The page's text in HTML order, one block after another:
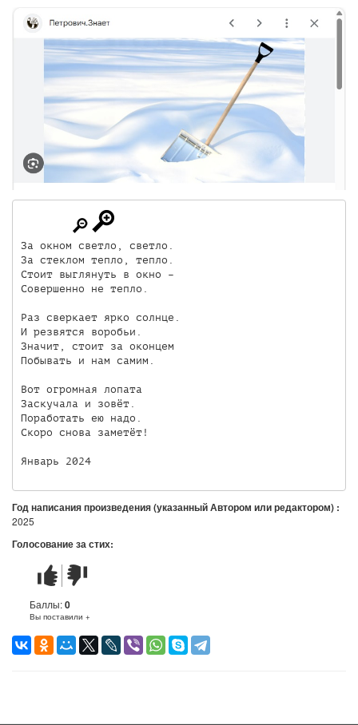
За окном светло, светло.
За стеклом тепло, тепло.
Стоит выглянуть в окно –
Совершенно не тепло.
Раз сверкает ярко солнце.
И резвятся воробьи.
Значит, стоит за оконцем
Побывать и нам самим.
Вот огромная лопата
Заскучала и зовёт.
Поработать ею надо.
Скоро снова заметёт!
Январь 2024
Год написания произведения (указанный Автором или редактором) :
2025
Голосование за стих:
Стих
понравился
Стих
не
понравился
Баллы:0
Вы поставили +